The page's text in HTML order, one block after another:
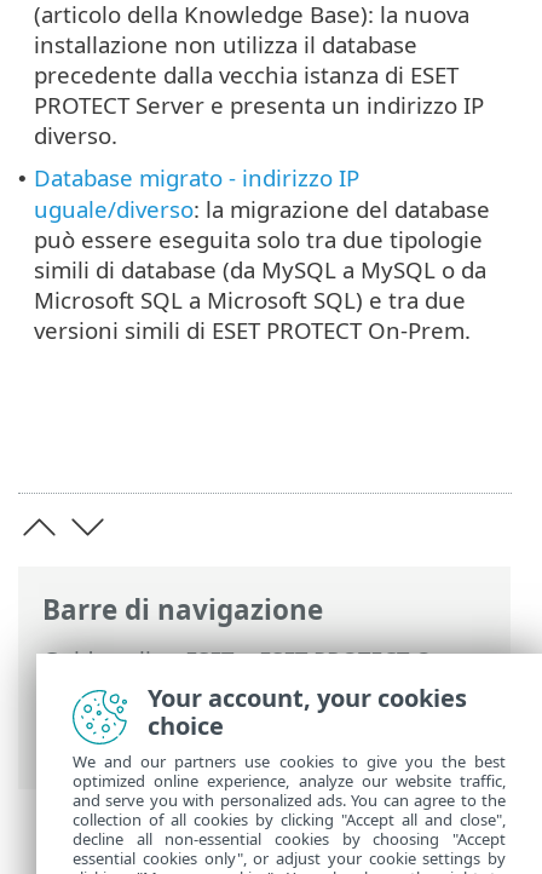
Barre di navigazione
Guida online ESET>ESET PROTECT On-
Prem>
Eseguire la migrazione e la
reinstallazione> Migrazione da un server
a un altro
(articolo della Knowledge Base): la nuova
installazione non utilizza il database
precedente dalla vecchia istanza di ESET
PROTECT Server e presenta un indirizzo IP
diverso.
• Database migrato - indirizzo IP
uguale/diverso: la migrazione del database
può essere eseguita solo tra due tipologie
simili di database (da MySQL a MySQL o da
Microsoft SQL a Microsoft SQL) e tra due
versioni simili di ESET PROTECT On-Prem.
Your account, your cookies
choice
We and our partners use cookies to give you the best
optimized online experience, analyze our website traffic,
and serve you with personalized ads. You can agree to the
collection of all cookies by clicking "Accept all and close",
decline all non-essential cookies by choosing "Accept
essential cookies only", or adjust your cookie settings by